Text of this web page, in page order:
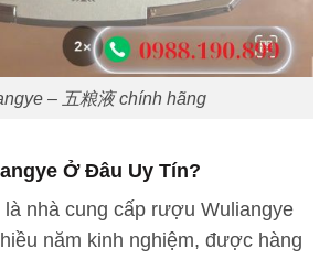
– 五粮液 chính hãng
Ở Đâu Uy Tín?
nhà cung cấp rượu Wuliangye
năm kinh nghiệm, được hàng